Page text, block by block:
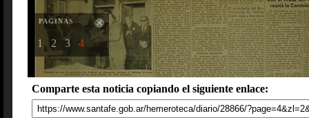
PAGINAS
1 2 3 4
Comparte esta noticia copiando el siguiente enlace: